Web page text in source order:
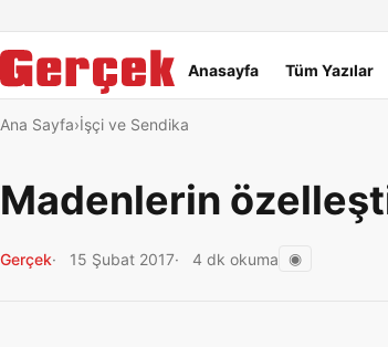
Ana menü
Anasayfa Tüm Yazılar
Ana Sayfa İşçi ve Sendika
Madenlerin
Gerçek 15 Şubat 2017 4 dk okuma ◉